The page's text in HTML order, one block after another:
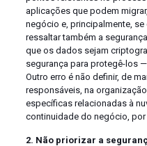
aplicações que podem
negócio e, principalmente,
ressaltar também a
que os dados sejam
segurança para protegê-los
Outro erro é não definir, de
responsáveis, na
específicas relacionadas à
continuidade do negócio, por
2. Não priorizar a